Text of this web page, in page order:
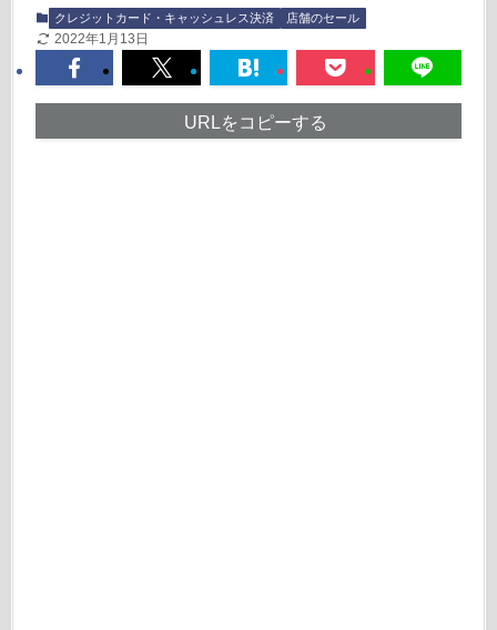
クレジットカード・キャッシュレス決済 店舗のセール
2022年1月13日
URLをコピーする